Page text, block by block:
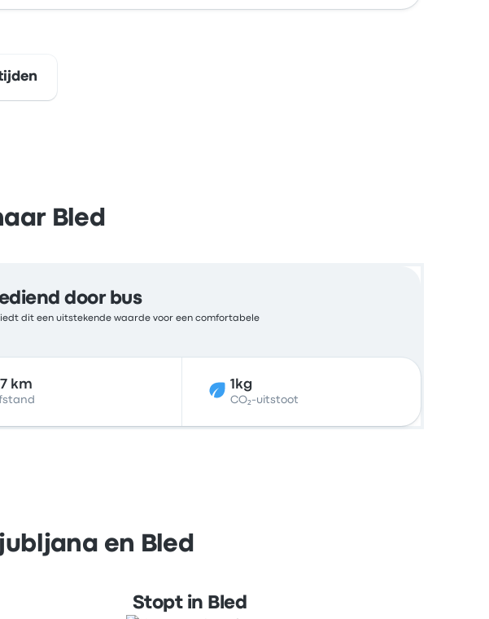
Bled
door bus
dit een uitstekende waarde voor een comfortabele
km 1kg
CO₂-uitstoot
en Bled
Stopt in Bled